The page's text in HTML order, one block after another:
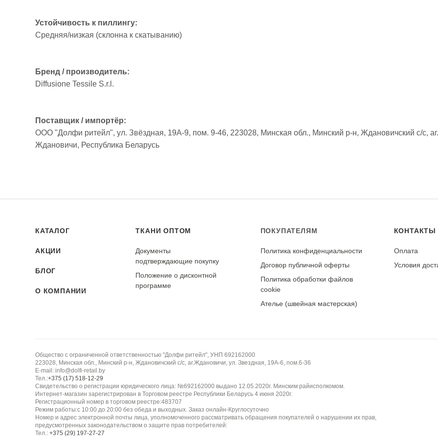
Устойчивость к пиллингу:
Средняя/низкая (склонна к скатыванию)
Бренд / производитель:
Diffusione Tessile S.r.l.
Поставщик / импортёр:
ООО "Долфи ритейл", ул. Звёздная, 19А-9, пом. 9-46, 223028, Минская обл., Минский р-н, Ждановичский с/с, аг.
Ждановичи, Республика Беларусь
КАТАЛОГ
АКЦИИ
БЛОГ
О КОМПАНИИ
ТКАНИ ОПТОМ
Документы
подтверждающие покупку
Положение о дисконтной
программе
ПОКУПАТЕЛЯМ
Политика конфиденциальности
Договор публичной оферты
Политика обработки файлов
cookie
Ателье (швейная мастерская)
КОНТАКТЫ
Оплата
Условия
Общество с ограниченной ответственностью "Долфи ритейл", УНП 692162000
223028, Минская обл., Минский р-н, Ждановичский с/с, аг.Ждановичи, ул. Звездная, 19А-6, пом.6-36
E-mail: info@dolfi-retail.by
Тел.:+375 (17) 518-12-29
Свидетельство о регистрации юридического лица: №692162000 выдано 12.05.2020г. Минским райисполкомом.
Интернет-магазин зарегистрирован в Торговом реестре Республики Беларусь 4 июня 2020г.
Регистрационный номер в торговом реестре:483707
Режим работы:с 10:00 до 20:00 без обеда и выходных. Заказ онлайн-Круглосуточно
Номер и адрес электронной почты лица, уполномоченного рассматривать обращения покупателей о нарушении их прав,
предусмотренных законодательством о защите прав потребителей:
Тел.: +375 (29) 197-27-27